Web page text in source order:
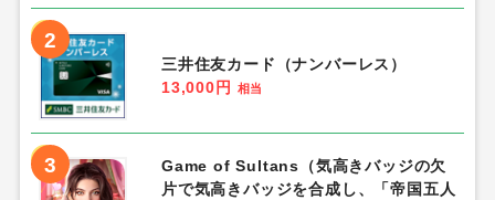
2
三井住友カード（ナンバーレス）
13,000円
相当
3
Game of Sultans（気高きバッジの欠
片で気高きバッジを合成し、「帝国五人